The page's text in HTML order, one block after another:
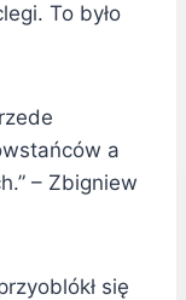
To było
a
– Zbigniew
się